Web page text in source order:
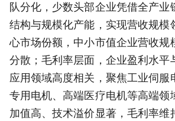
队分化，少数头部企业凭借全产业
结构与规模化产能，实现营收规模
心市场份额，中小市值企业营收规
分散；毛利率层面，企业盈利水平
应用领域高度相关，聚焦工业伺服
专用电机、高端医疗电机等高端领
加值高、技术溢价显著，毛利率维